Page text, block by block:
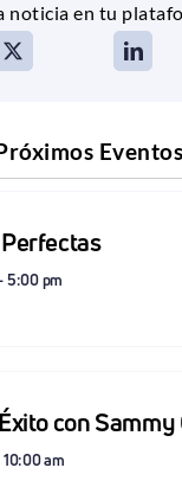
noticia en tu
Eventos
5:00 pm
con
10:00 am